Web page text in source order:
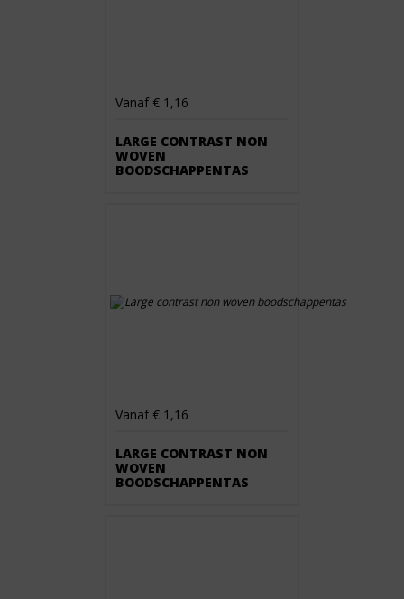
Vanaf € 1,16
LARGE CONTRAST NON
WOVEN
BOODSCHAPPENTAS
Vanaf € 1,16
LARGE CONTRAST NON
WOVEN
BOODSCHAPPENTAS